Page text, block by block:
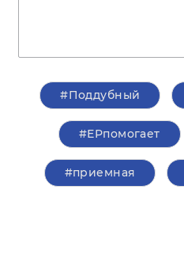
#Поддубный
#ЕРпомогает
#приемная